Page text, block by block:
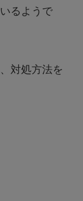
るようで
対処方法を